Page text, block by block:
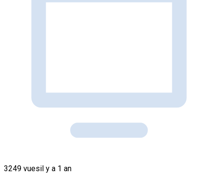
3249 vuesil y a 1 an